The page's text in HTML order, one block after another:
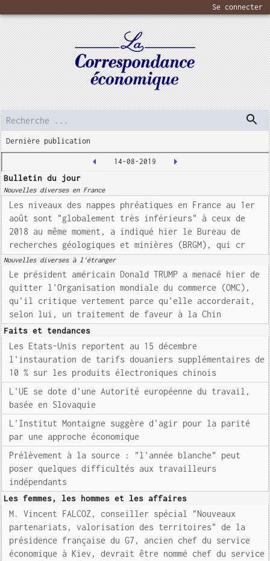
Se connecter
Dernière publication
14-08-2019
Bulletin du jour
Nouvelles diverses en France
Les niveaux des nappes phréatiques en France au 1er
août sont "globalement très inférieurs" à ceux de
2018 au même moment, a indiqué hier le Bureau de
recherches géologiques et minières (BRGM), qui cr
Nouvelles diverses à l'étranger
Le président américain Donald TRUMP a menacé hier de
quitter l'Organisation mondiale du commerce (OMC),
qu'il critique vertement parce qu'elle accorderait,
selon lui, un traitement de faveur à la Chin
Faits et tendances
Les Etats-Unis reportent au 15 décembre
l'instauration de tarifs douaniers supplémentaires de
10 % sur les produits électroniques chinois
L'UE se dote d'une Autorité européenne du travail,
basée en Slovaquie
L'Institut Montaigne suggère d'agir pour la parité
par une approche économique
Prélèvement à la source : "l'année blanche" peut
poser quelques difficultés aux travailleurs
indépendants
Les femmes, les hommes et les affaires
M. Vincent FALCOZ, conseiller spécial "Nouveaux
partenariats, valorisation des territoires" de la
présidence française du G7, ancien chef du service
économique à Kiev, devrait être nommé chef du service